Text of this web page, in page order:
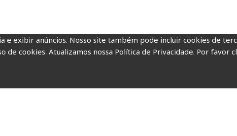
exibir anúncios. Nosso site também pode incluir cookies de
de cookies. Atualizamos nossa Política de Privacidade. Por favor